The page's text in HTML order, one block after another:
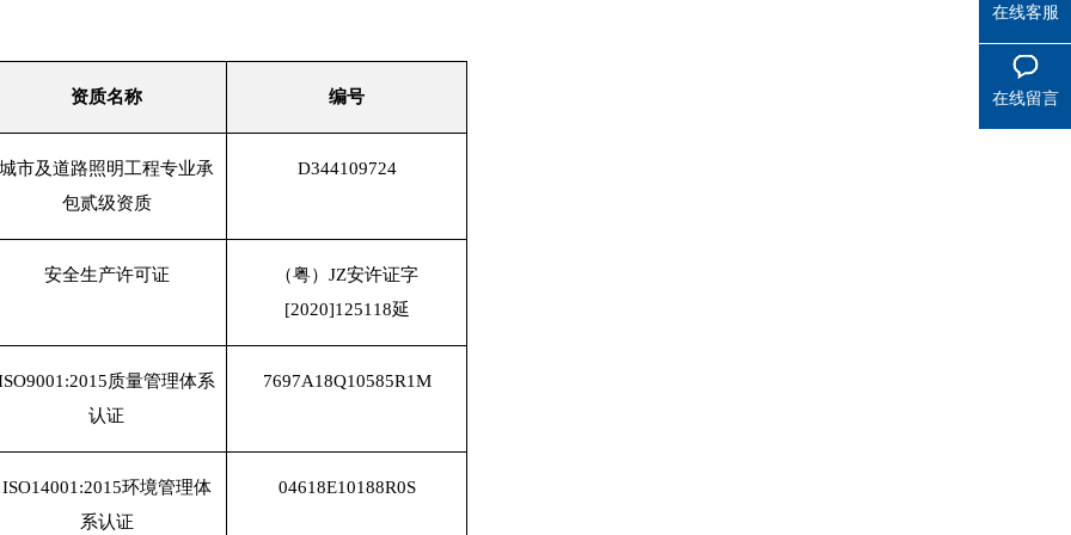
资质名称 编号
城市及道路照明工程专业承
包贰级资质
D344109724
安全生产许可证 （粤） JZ安许证字
[2020]125118延
质量管理体系
认证
7697A18Q10585R1M
ISO14001:2015环境管理体
系认证
04618E10188R0S
在线客服
在线留言